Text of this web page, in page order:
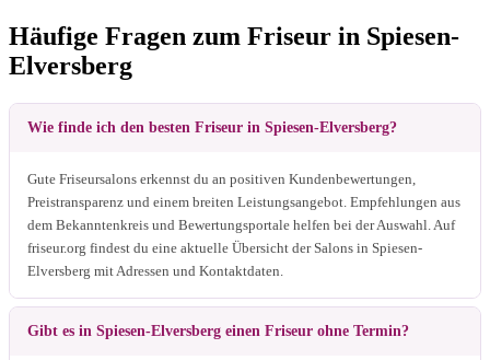
Häufige Fragen zum Friseur in Spiesen-
Elversberg
Wie finde ich den besten Friseur in Spiesen-Elversberg?
Gute Friseursalons erkennst du an positiven Kundenbewertungen,
Preistransparenz und einem breiten Leistungsangebot. Empfehlungen aus
dem Bekanntenkreis und Bewertungsportale helfen bei der Auswahl. Auf
friseur.org findest du eine aktuelle Übersicht der Salons in Spiesen-
Elversberg mit Adressen und Kontaktdaten.
Gibt es in Spiesen-Elversberg einen Friseur ohne Termin?